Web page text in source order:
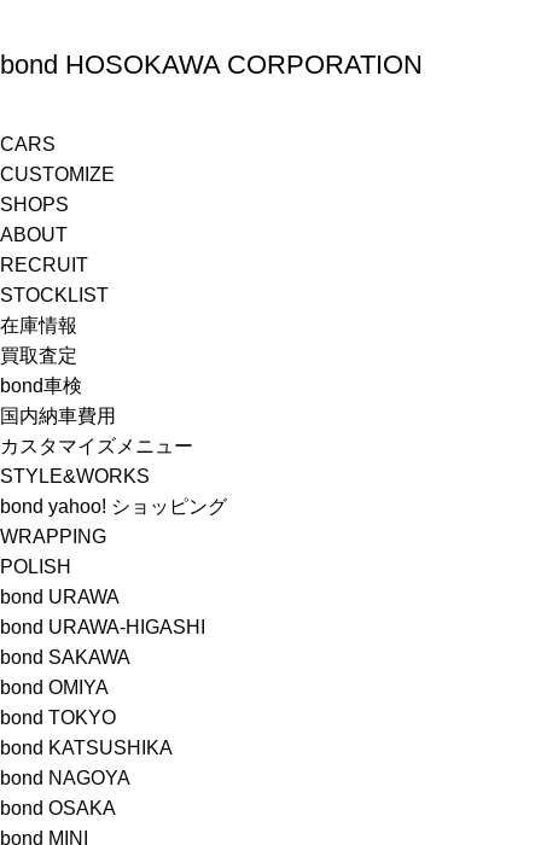
bond HOSOKAWA CORPORATION
CARS
CUSTOMIZE
SHOPS
ABOUT
RECRUIT
STOCKLIST
在庫情報
買取査定
bond車検
国内納車費用
カスタマイズメニュー
STYLE&WORKS
bond yahoo! ショッピング
WRAPPING
POLISH
bond URAWA
bond URAWA-HIGASHI
bond SAKAWA
bond OMIYA
bond TOKYO
bond KATSUSHIKA
bond NAGOYA
bond OSAKA
bond MINI